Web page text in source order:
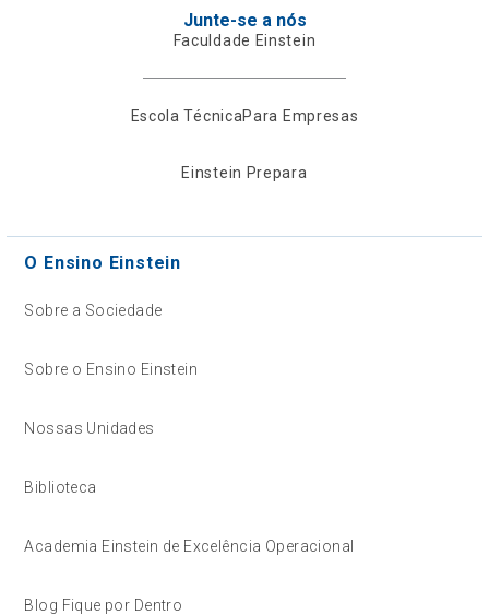
Junte-se a nós
Faculdade Einstein
Escola TécnicaPara Empresas
Einstein Prepara
O Ensino Einstein
Sobre a Sociedade
Sobre o Ensino Einstein
Nossas Unidades
Biblioteca
Academia Einstein de Excelência Operacional
Blog Fique por Dentro